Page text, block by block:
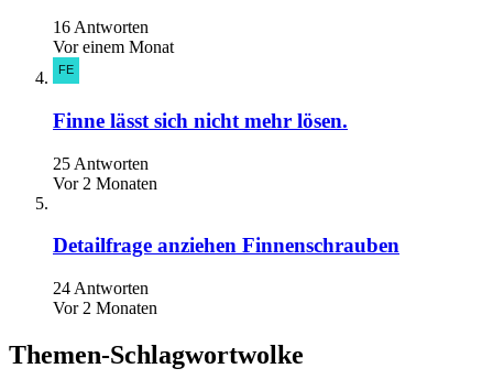
16 Antworten
Vor einem Monat
Finne lässt sich nicht mehr lösen.
25 Antworten
Vor 2 Monaten
Detailfrage anziehen Finnenschrauben
24 Antworten
Vor 2 Monaten
Themen-Schlagwortwolke